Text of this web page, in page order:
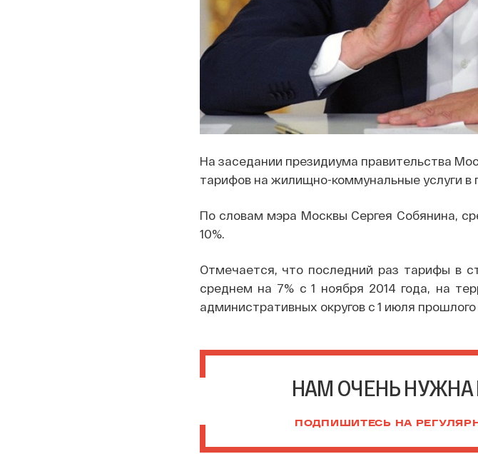
На заседании президиума правительства
тарифов на жилищно-коммунальные услуги в
По словам мэра Москвы Сергея Собянина,
10%.
Отмечается, что последний раз тарифы в
среднем на 7% с 1 ноября 2014 года, на
административных округов с 1 июля прошлого
НАМ ОЧЕНЬ
ПОДПИШИТЕСЬ НА